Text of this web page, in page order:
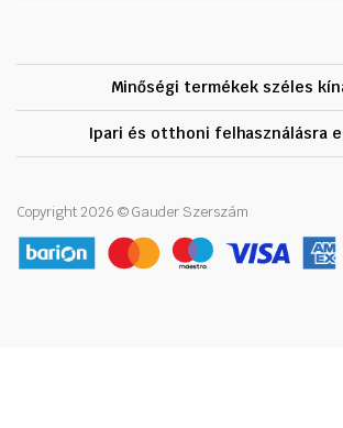
Minőségi termékek széles
Ipari és otthoni felhasználásra
Copyright 2026 © Gauder Szerszám